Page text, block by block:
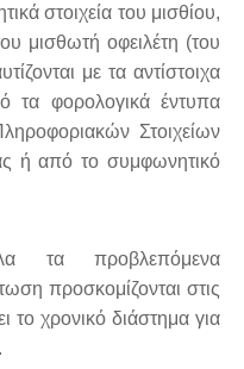
στοιχεία του μισθίου,
μισθωτή οφειλέτη (του
με τα αντίστοιχα
τα φορολογικά έντυπα
Στοιχείων
ή από το συμφωνητικό
τα προβλεπόμενα
προσκομίζονται στις
χρονικό διάστημα για